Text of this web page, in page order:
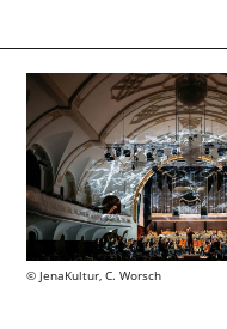
JenaKultur, C. Worsch